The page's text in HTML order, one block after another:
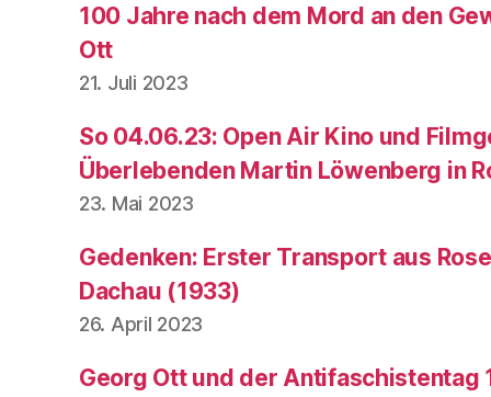
100 Jahre nach dem Mord an den
Ott
21. Juli 2023
So 04.06.23: Open Air Kino und
Überlebenden Martin Löwenberg in
23. Mai 2023
Gedenken: Erster Transport aus
Dachau (1933)
26. April 2023
Georg Ott und der Antifaschistentag